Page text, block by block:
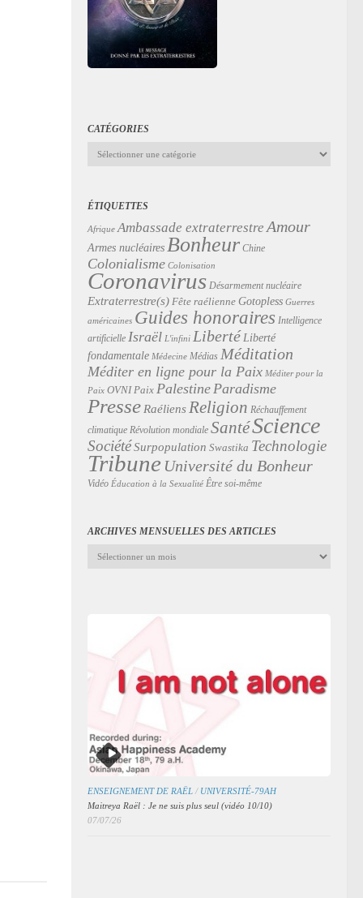
CATÉGORIES
Catégories
ÉTIQUETTES
Afrique Ambassade extraterrestre Amour
Armes nucléaires Bonheur Chine
Colonialisme Colonisation
Coronavirus Désarmement nucléaire
Extraterrestre(s) Fête raélienne Gotopless Guerres
américaines Guides honoraires Intelligence
artificielle Israël L'infini Liberté Liberté
fondamentale Médecine Médias Méditation
Méditer en ligne pour la Paix Méditer pour la
Paix OVNI Paix PalestineParadisme
PresseRaéliens Religion Réchauffement
climatique Révolution mondiale SantéScience
SociétéSurpopulation Swastika Technologie
Tribune Université du Bonheur
Vidéo Éducation à la Sexualité Être soi-même
ARCHIVES MENSUELLES DES ARTICLES
Archives
ENSEIGNEMENT DE RAËL / UNIVERSITÉ-79AH
Maitreya Raël : Je ne suis plus seul (vidéo 10/10)
07/07/26